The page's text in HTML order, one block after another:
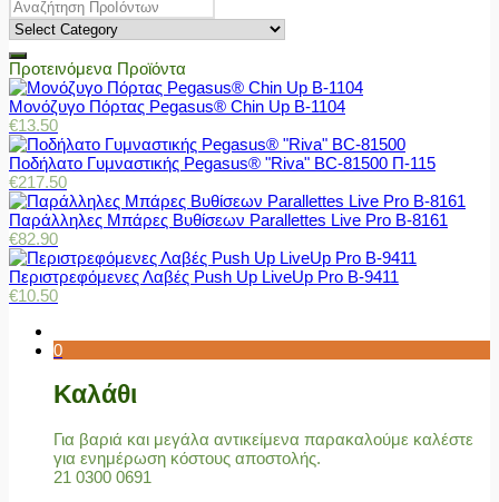
Προτεινόμενα Προϊόντα
Μονόζυγο Πόρτας Pegasus® Chin Up Β-1104
€13.50
Ποδήλατο Γυμναστικής Pegasus® "Riva" BC-81500 Π-115
€217.50
Παράλληλες Μπάρες Βυθίσεων Parallettes Live Pro Β-8161
€82.90
Περιστρεφόμενες Λαβές Push Up LiveUp Pro Β-9411
€10.50
0
Καλάθι
Για βαριά και μεγάλα αντικείμενα παρακαλούμε καλέστε
για ενημέρωση κόστους αποστολής.
21 0300 0691